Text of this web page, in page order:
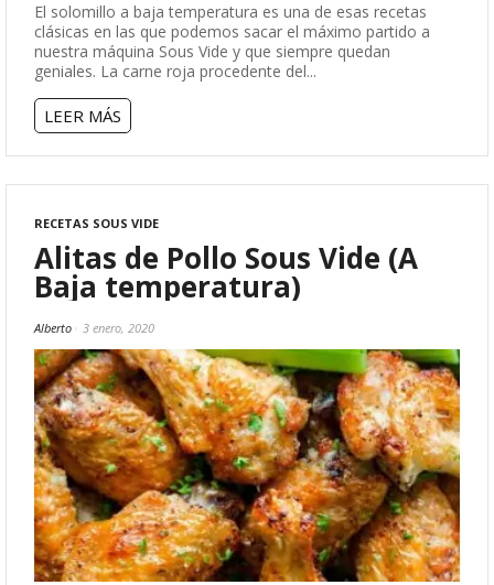
El solomillo a baja temperatura es una de esas recetas
clásicas en las que podemos sacar el máximo partido a
nuestra máquina Sous Vide y que siempre quedan
geniales. La carne roja procedente del...
LEER MÁS
RECETAS SOUS VIDE
Alitas de Pollo Sous Vide (A
Baja temperatura)
Alberto 3 enero, 2020